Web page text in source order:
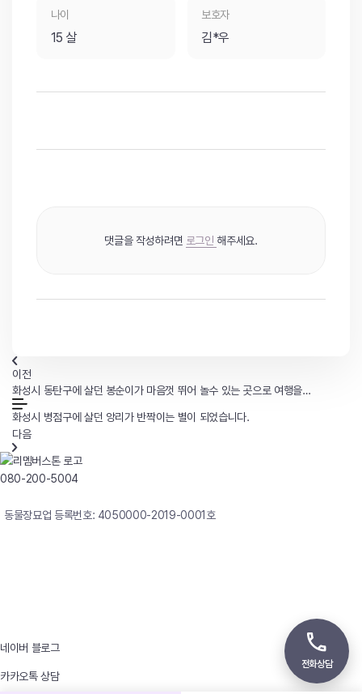
나이
15 살
보호자
김*우
댓글을 작성하려면 로그인 해주세요.
이전
화성시 동탄구에 살던 봉순이가 마음껏 뛰어 놀수 있는 곳으로 여행을
떠났습니다.
화성시 병점구에 살던 앙리가 반짝이는 별이 되었습니다.
다음
080-200-5004
동물장묘업 등록번호: 4050000-2019-0001호
네이버 블로그
카카오톡 상담
전화상담